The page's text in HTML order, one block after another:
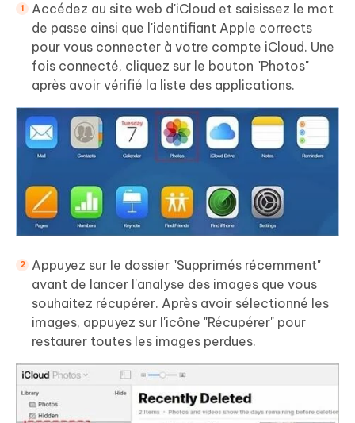
Accédez au site web d'iCloud et saisissez le mot
de passe ainsi que l'identifiant Apple corrects
pour vous connecter à votre compte iCloud. Une
fois connecté, cliquez sur le bouton "Photos"
après avoir vérifié la liste des applications.
Appuyez sur le dossier "Supprimés récemment"
avant de lancer l'analyse des images que vous
souhaitez récupérer. Après avoir sélectionné les
images, appuyez sur l'icône "Récupérer" pour
restaurer toutes les images perdues.